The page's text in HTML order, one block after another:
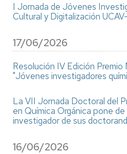
I Jornada de Jóvenes
Cultural y Digitalización
17/06/2026
Resolución IV Edición
"Jóvenes investigadores
La VII Jornada Doctoral del
en Química Orgánica pone
investigador de sus
16/06/2026